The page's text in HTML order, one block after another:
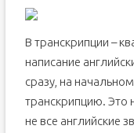
В транскрипции –
написание
сразу, на
транскрипцию. Это
не все английские